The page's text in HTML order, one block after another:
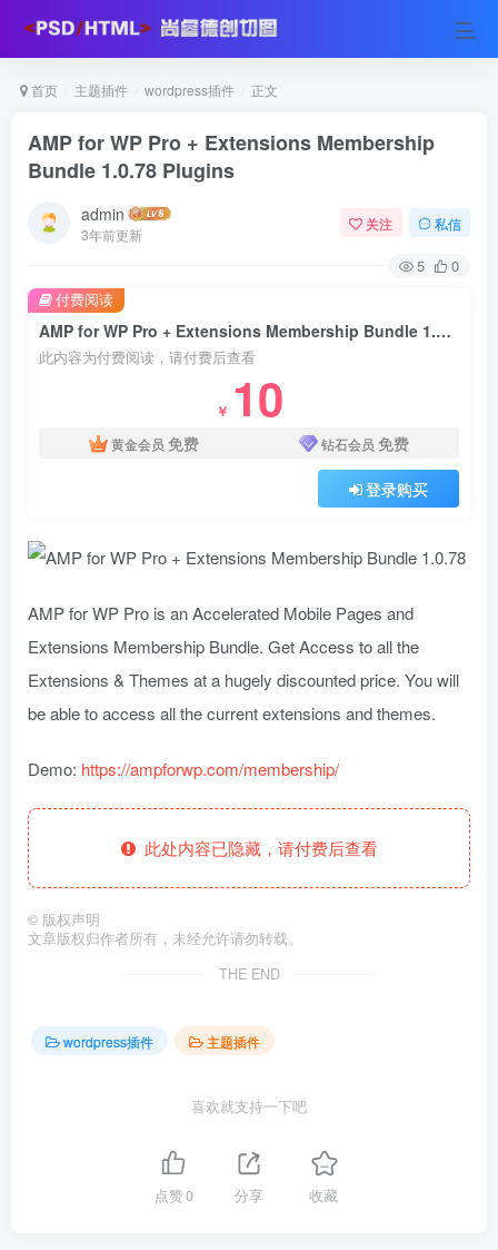
首页 主题插件 wordpress插件 正文
AMP for WP Pro + Extensions Membership
Bundle 1.0.78 Plugins
admin
3年前更新
关注 私信
5 0
AMP for WP Pro + Extensions Membership Bundle 1.0.78 Plugins
此内容为付费阅读，请付费后查看
￥ 10
黄金会员 免费 钻石会员 免费
登录购买
付费阅读
AMP for WP Pro is an Accelerated Mobile Pages and
Extensions Membership Bundle. Get Access to all the
Extensions & Themes at a hugely discounted price. You will
be able to access all the current extensions and themes.
Demo: https://ampforwp.com/membership/
此处内容已隐藏，请付费后查看
© 版权声明
文章版权归作者所有，未经允许请勿转载。
THE END
wordpress插件 主题插件
喜欢就支持一下吧
点赞0 分享 收藏